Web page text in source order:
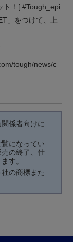
ト！[ #Tough_epi
」をつけて、上
tough/news/c
係者向けに
になってい
の終了、仕
す。
の商標また